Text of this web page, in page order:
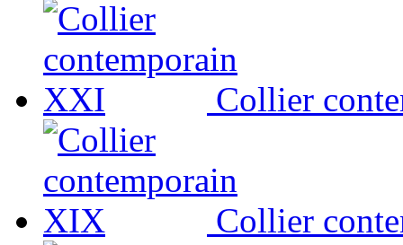
Collier
Collier